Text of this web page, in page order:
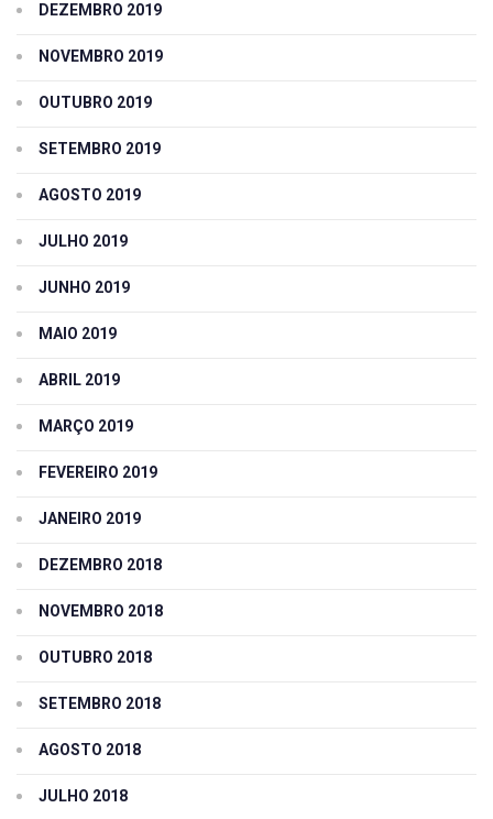
DEZEMBRO 2019
NOVEMBRO 2019
OUTUBRO 2019
SETEMBRO 2019
AGOSTO 2019
JULHO 2019
JUNHO 2019
MAIO 2019
ABRIL 2019
MARÇO 2019
FEVEREIRO 2019
JANEIRO 2019
DEZEMBRO 2018
NOVEMBRO 2018
OUTUBRO 2018
SETEMBRO 2018
AGOSTO 2018
JULHO 2018